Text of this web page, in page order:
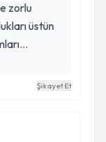
zorlu
üstün
Ankara
Üroloji
Üroloji
Şikayet Et